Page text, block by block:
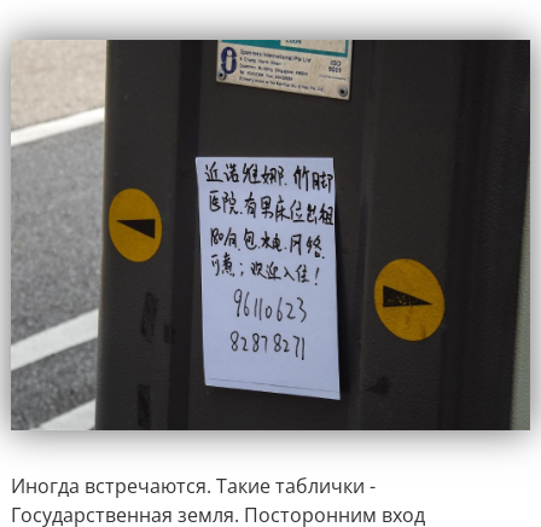
Иногда встречаются. Такие таблички -
Государственная земля. Посторонним вход